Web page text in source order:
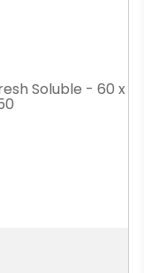
Soluble - 60 x